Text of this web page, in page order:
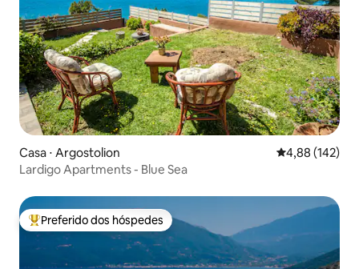
Casa ⋅ Argostolion 4,88 de uma
4,88 (142)
Lardigo Apartments - Blue Sea
Entre os melhores preferidos dos hóspedes
Preferido dos hóspedes